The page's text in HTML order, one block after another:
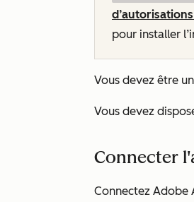
pour installer
Vous devez être
Vous devez
Connecter
Connectez Adobe